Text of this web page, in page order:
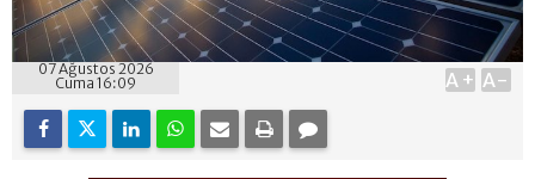
07 Ağustos 2026
Cuma 16:09
A+ A-